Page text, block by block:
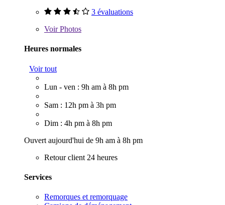
3 évaluations
VoirPhotos
Heures normales
Voir tout
Lun - ven : 9h am à 8h pm
Sam : 12h pm à 3h pm
Dim : 4h pm à 8h pm
Ouvert aujourd'hui de 9h am à 8h pm
Retour client 24 heures
Services
Remorques et remorquage